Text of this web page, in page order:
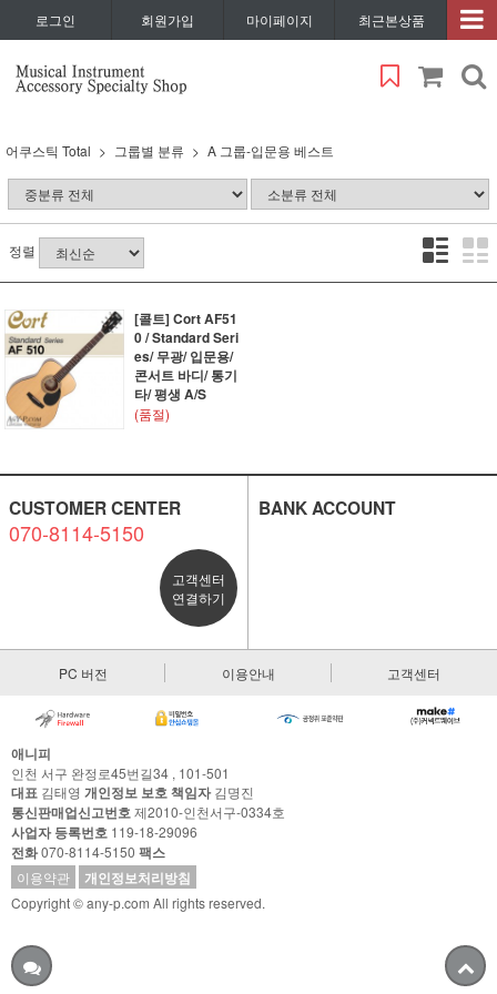
로그인 회원가입 마이페이지 최근본상품
어쿠스틱 Total 그룹별 분류 A 그룹-입문용 베스트
정렬
[콜트] Cort AF51
0 / Standard Seri
es/ 무광/ 입문용/
콘서트 바디/ 통기
타/ 평생 A/S
(품절)
CUSTOMER CENTER
070-8114-5150
고객센터
연결하기
BANK ACCOUNT
PC 버전 이용안내 고객센터
애니피
인천 서구 완정로45번길34 , 101-501
대표 김태영 개인정보 보호 책임자김명진
통신판매업신고번호제2010-인천서구-0334호
사업자 등록번호 119-18-29096
전화070-8114-5150 팩스
이용약관 개인정보처리방침
Copyright © any-p.com All rights reserved.